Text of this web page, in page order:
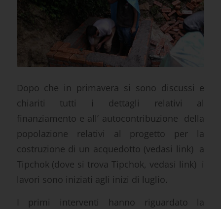
Dopo che in primavera si sono discussi e
chiariti tutti i dettagli relativi al
finanziamento e all’ autocontribuzione della
popolazione relativi al progetto per la
costruzione di un acquedotto (vedasi link) a
Tipchok (dove si trova Tipchok, vedasi link) i
lavori sono iniziati agli inizi di luglio.
I primi interventi hanno riguardato la